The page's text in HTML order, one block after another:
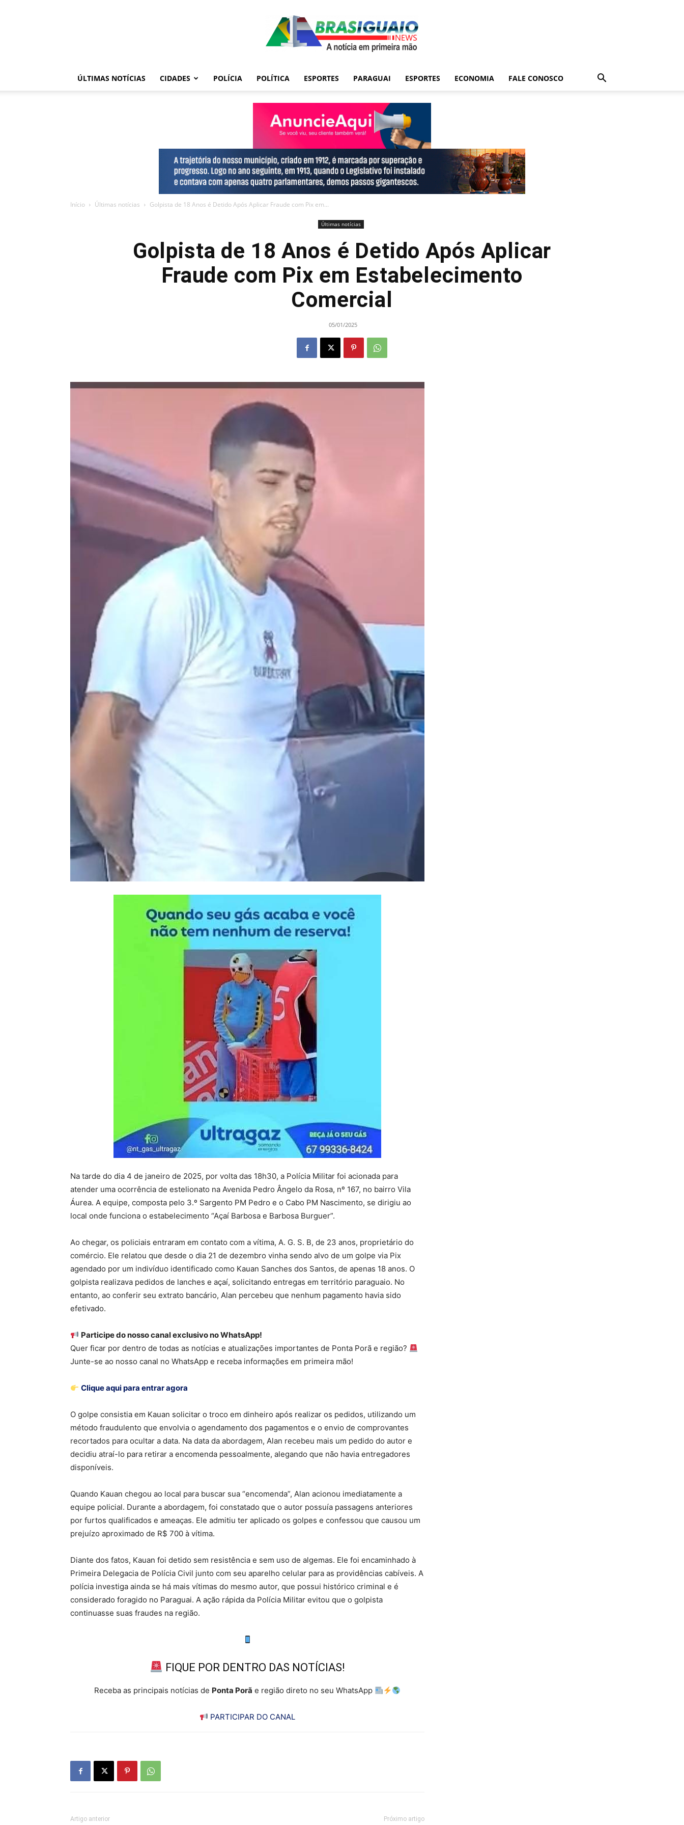
ÚLTIMAS NOTÍCIAS CIDADES POLÍCIA POLÍTICA ESPORTES PARAGUAI ESPORTES ECONOMIA FALE CONOSCO
Início Últimas notícias Golpista de 18 Anos é Detido Após Aplicar Fraude com Pix em...
Últimas notícias
Golpista de 18 Anos é Detido Após Aplicar
Fraude com Pix em Estabelecimento
Comercial
05/01/2025
Na tarde do dia 4 de janeiro de 2025, por volta das 18h30, a Polícia Militar foi acionada para
atender uma ocorrência de estelionato na Avenida Pedro Ângelo da Rosa, nº 167, no bairro Vila
Áurea. A equipe, composta pelo 3.º Sargento PM Pedro e o Cabo PM Nascimento, se dirigiu ao
local onde funciona o estabelecimento “Açaí Barbosa e Barbosa Burguer”.
Ao chegar, os policiais entraram em contato com a vítima, A. G. S. B, de 23 anos, proprietário do
comércio. Ele relatou que desde o dia 21 de dezembro vinha sendo alvo de um golpe via Pix
agendado por um indivíduo identificado como Kauan Sanches dos Santos, de apenas 18 anos. O
golpista realizava pedidos de lanches e açaí, solicitando entregas em território paraguaio. No
entanto, ao conferir seu extrato bancário, Alan percebeu que nenhum pagamento havia sido
efetivado.
Participe do nosso canal exclusivo no WhatsApp!
Quer ficar por dentro de todas as notícias e atualizações importantes de Ponta Porã e região?
Junte-se ao nosso canal no WhatsApp e receba informações em primeira mão!
Clique aqui para entrar agora
O golpe consistia em Kauan solicitar o troco em dinheiro após realizar os pedidos, utilizando um
método fraudulento que envolvia o agendamento dos pagamentos e o envio de comprovantes
recortados para ocultar a data. Na data da abordagem, Alan recebeu mais um pedido do autor e
decidiu atraí-lo para retirar a encomenda pessoalmente, alegando que não havia entregadores
disponíveis.
Quando Kauan chegou ao local para buscar sua “encomenda”, Alan acionou imediatamente a
equipe policial. Durante a abordagem, foi constatado que o autor possuía passagens anteriores
por furtos qualificados e ameaças. Ele admitiu ter aplicado os golpes e confessou que causou um
prejuízo aproximado de R$ 700 à vítima.
Diante dos fatos, Kauan foi detido sem resistência e sem uso de algemas. Ele foi encaminhado à
Primeira Delegacia de Polícia Civil junto com seu aparelho celular para as providências cabíveis. A
polícia investiga ainda se há mais vítimas do mesmo autor, que possui histórico criminal e é
considerado foragido no Paraguai. A ação rápida da Polícia Militar evitou que o golpista
continuasse suas fraudes na região.
FIQUE POR DENTRO DAS NOTÍCIAS!
Receba as principais notícias de Ponta Porã e região direto no seu WhatsApp
PARTICIPAR DO CANAL
Artigo anterior Próximo artigo